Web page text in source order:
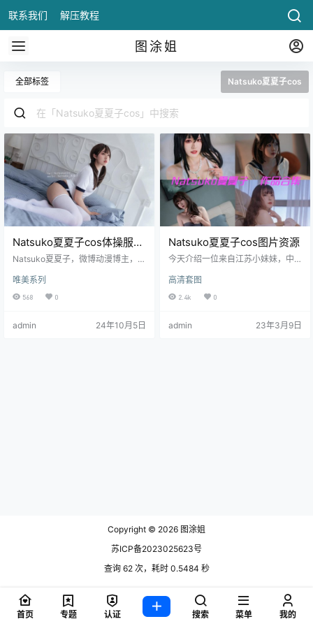
联系我们 解压教程
图涂姐
全部标签 Natsuko夏夏子cos
Natsuko夏夏子cos体操服，
她的造型更加吸引眼球。
Natsuko夏夏子，微博动漫博主，来
o_夏夏子的cos体操服以鲜艳的色彩
和流畅.
唯美系列
568 0
admin 24年10月5日
Natsuko夏夏子cos图片资源
今天介绍一位来自江苏小妹妹，中
出生于1998年2月24日，Coser、微
博网红、.
高清套图
2.4k 0
admin 23年3月9日
Copyright © 2026 图涂姐
苏ICP备2023025623号
查询 62 次，耗时 0.5484 秒
首页 专题 认证 搜索 菜单 我的